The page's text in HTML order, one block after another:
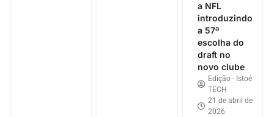
a NFL
introduzindo
a 57ª
escolha do
draft no
novo clube
Edição - Istoé
TECH
21 de abril de
2026